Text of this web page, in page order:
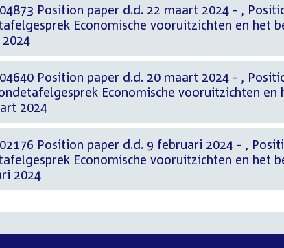
Position paper d.d. 22 maart 2024 - , Position paper DNB t.b.v.
Economische vooruitzichten en het
Position paper d.d. 20 maart 2024 - , Position paper L. Hoogduin
Economische vooruitzichten
2024
Position paper d.d. 9 februari 2024 - , Position paper IPE t.b.v.
Economische vooruitzichten en het
2024